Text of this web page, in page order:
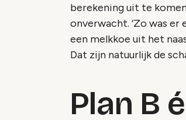
berekening uit te
onverwacht. ‘Zo was
een melkkoe uit het
Dat zijn natuurlijk de
Plan B